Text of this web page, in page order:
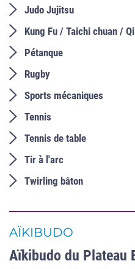
Judo Jujitsu
Kung Fu / Taichi chuan /
Pétanque
Rugby
Sports mécaniques
Tennis
Tennis de table
Tir à l'arc
Twirling bâton
AÏKIBUDO
Aïkibudo du Plateau